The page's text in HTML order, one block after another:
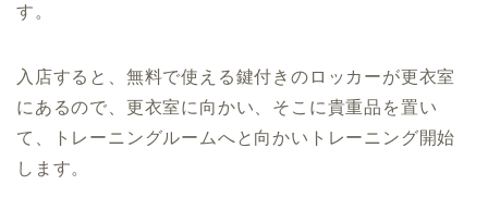
す。
入店すると、無料で使える鍵付きのロッカーが更衣室
にあるので、更衣室に向かい、そこに貴重品を置い
て、トレーニングルームへと向かいトレーニング開始
します。